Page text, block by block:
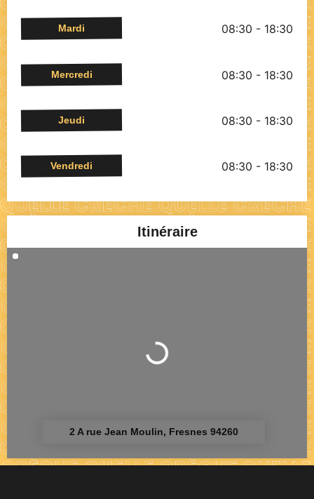
Mardi 08:30 - 18:30
Mercredi 08:30 - 18:30
Jeudi 08:30 - 18:30
Vendredi 08:30 - 18:30
Itinéraire
Chargement...
2 A rue Jean Moulin, Fresnes 94260